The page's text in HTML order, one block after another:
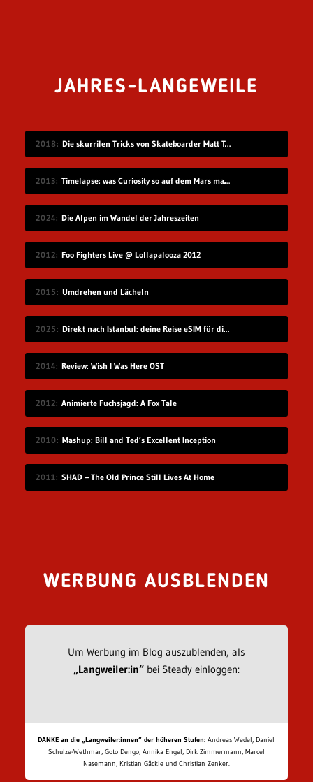
JAHRES-LANGEWEILE
2018 Die skurrilen Tricks von Skateboarder Matt Tomasello
2013 Timelapse: was Curiosity so auf dem Mars macht
2024 Die Alpen im Wandel der Jahreszeiten
2012 Foo Fighters Live @ Lollapalooza 2012
2015 Umdrehen und Lächeln
2025 Direkt nach Istanbul: deine Reise eSIM für die Türkei
2014 Review: Wish I Was Here OST
2012 Animierte Fuchsjagd: A Fox Tale
2010 Mashup: Bill and Ted’s Excellent Inception
2011 SHAD – The Old Prince Still Lives At Home
WERBUNG AUSBLENDEN
Um Werbung im Blog auszublenden, als
„Langweiler:in“bei Steady einloggen:
DANKE an die „Langweiler:innen“ der höheren Stufen: Andreas Wedel, Daniel
Schulze-Wethmar, Goto Dengo, Annika Engel, Dirk Zimmermann, Marcel
Nasemann, Kristian Gäckle und Christian Zenker.